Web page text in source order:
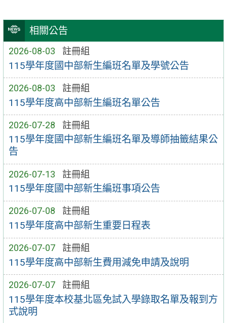
相關公告
2026-08-03 註冊組
115學年度國中部新生編班名單及學號公告
2026-08-03 註冊組
115學年度高中部新生編班名單公告
2026-07-28 註冊組
115學年度國中部新生編班名單及導師抽籤結果公
告
2026-07-13 註冊組
115學年度國中部新生編班事項公告
2026-07-08 註冊組
115學年度高中部新生重要日程表
2026-07-07 註冊組
115學年度高中部新生費用減免申請及說明
2026-07-07 註冊組
115學年度本校基北區免試入學錄取名單及報到方
式說明